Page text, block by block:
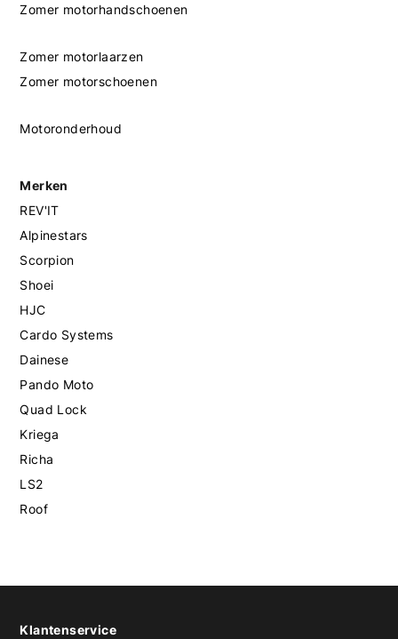
Zomer motorhandschoenen
Zomer motorlaarzen
Zomer motorschoenen
Motoronderhoud
Merken
REV'IT
Alpinestars
Scorpion
Shoei
HJC
Cardo Systems
Dainese
Pando Moto
Quad Lock
Kriega
Richa
LS2
Roof
Klantenservice